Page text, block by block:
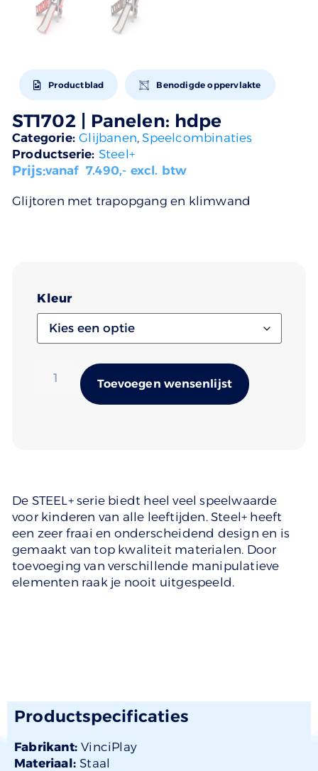
Productblad Benodigde oppervlakte
ST1702 | Panelen: hdpe
Categorie:Glijbanen, Speelcombinaties
Productserie: Steel+
Prijs:vanaf 7.490,- excl. btw
Glijtoren met trapopgang en klimwand
Kleur
Toevoegen wensenlijst
De STEEL+ serie biedt heel veel speelwaarde
voor kinderen van alle leeftijden. Steel+ heeft
een zeer fraai en onderscheidend design en is
gemaakt van top kwaliteit materialen. Door
toevoeging van verschillende manipulatieve
elementen raak je nooit uitgespeeld.
Productspecificaties
Fabrikant:VinciPlay
Materiaal:Staal